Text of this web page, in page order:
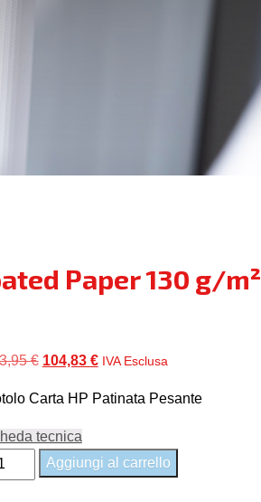
Paper 130 g/m²
€ Il
originale
era:
113,95 €.
104,83 €Il
attuale
104,83 €.
IVA Esclusa
Carta HP Patinata Pesante
tecnica
Aggiungi al carrello